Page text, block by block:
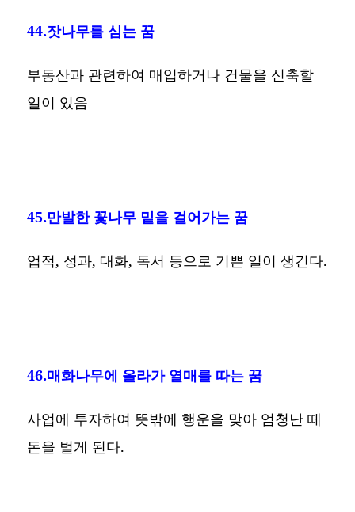
44.잣나무를 심는 꿈
부동산과 관련하여 매입하거나 건물을 신축할
일이 있음
45.만발한 꽃나무 밑을 걸어가는 꿈
업적, 성과, 대화, 독서 등으로 기쁜 일이 생긴다.
46.매화나무에 올라가 열매를 따는 꿈
사업에 투자하여 뜻밖에 행운을 맞아 엄청난 떼
돈을 벌게 된다.